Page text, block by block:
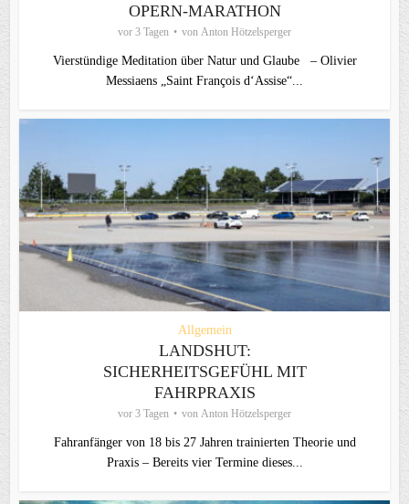
OPERN-MARATHON
vor 3 Tagen von Anton Hötzelsperger
Vierstündige Meditation über Natur und Glaube – Olivier
Messiaens „Saint François d‘Assise“...
Allgemein
LANDSHUT:
SICHERHEITSGEFÜHL MIT
FAHRPRAXIS
vor 3 Tagen von Anton Hötzelsperger
Fahranfänger von 18 bis 27 Jahren trainierten Theorie und
Praxis – Bereits vier Termine dieses...